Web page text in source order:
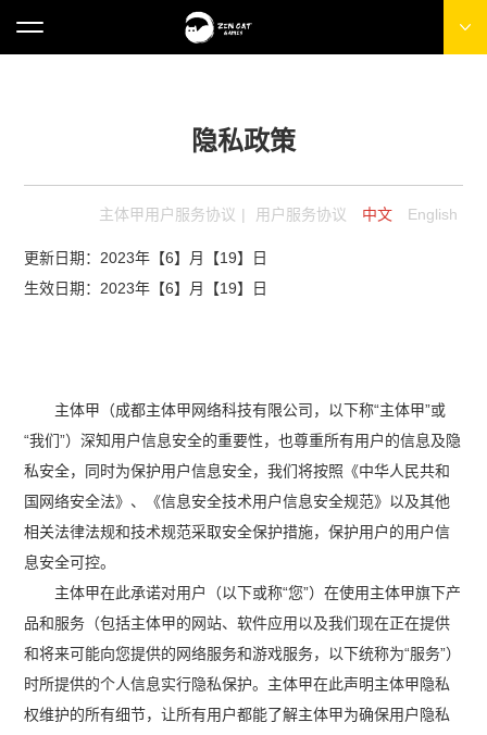
隐私政策
主体甲用户服务协议 | 用户服务协议 中文 English
更新日期：2023年【6】月【19】日
生效日期：2023年【6】月【19】日
主体甲（成都主体甲网络科技有限公司，以下称“主体甲”或
“我们”）深知用户信息安全的重要性，也尊重所有用户的信息及隐
私安全，同时为保护用户信息安全，我们将按照《中华人民共和
国网络安全法》、《信息安全技术用户信息安全规范》以及其他
相关法律法规和技术规范采取安全保护措施，保护用户的用户信
息安全可控。
主体甲在此承诺对用户（以下或称“您”）在使用主体甲旗下产
品和服务（包括主体甲的网站、软件应用以及我们现在正在提供
和将来可能向您提供的网络服务和游戏服务，以下统称为“服务”）
时所提供的个人信息实行隐私保护。主体甲在此声明主体甲隐私
权维护的所有细节，让所有用户都能了解主体甲为确保用户隐私